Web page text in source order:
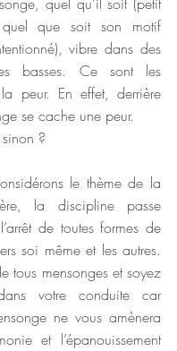
que soit son motif
vibre dans des
basses. Ce sont les
peur. En effet, derrière
se cache une peur.
?
le thème de la
la discipline passe
de toutes formes de
soi même et les autres.
tous mensonges et soyez
votre conduite car
ne vous amènera
et l’épanouissement